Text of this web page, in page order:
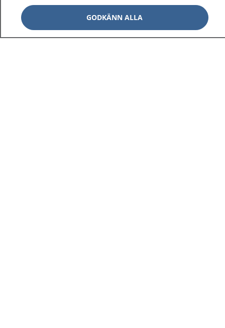
GODKÄNN ALLA